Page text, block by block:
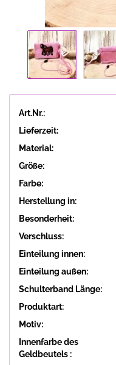
Art.Nr.:
Lieferzeit:
Material:
Größe:
Farbe:
Herstellung in:
Besonderheit:
Verschluss:
Einteilung innen:
Einteilung außen:
Schulterband Länge:
Produktart:
Motiv:
Innenfarbe des
Geldbeutels :